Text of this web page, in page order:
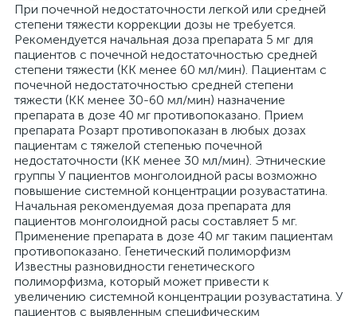
При почечной недостаточности легкой или средней
степени тяжести коррекции дозы не требуется.
Рекомендуется начальная доза препарата 5 мг для
пациентов с почечной недостаточностью средней
степени тяжести (КК менее 60 мл/мин). Пациентам с
почечной недостаточностью средней степени
тяжести (КК менее 30-60 мл/мин) назначение
препарата в дозе 40 мг противопоказано. Прием
препарата Розарт противопоказан в любых дозах
пациентам с тяжелой степенью почечной
недостаточности (КК менее 30 мл/мин). Этнические
группы У пациентов монголоидной расы возможно
повышение системной концентрации розувастатина.
Начальная рекомендуемая доза препарата для
пациентов монголоидной расы составляет 5 мг.
Применение препарата в дозе 40 мг таким пациентам
противопоказано. Генетический полиморфизм
Известны разновидности генетического
полиморфизма, который может привести к
увеличению системной концентрации розувастатина. У
пациентов с выявленным специфическим